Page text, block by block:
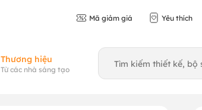
Mã giảm giá Yêu thích
Thương hiệu
Từ các nhà sáng tạo